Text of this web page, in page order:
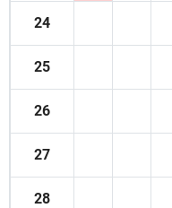
24
25
26
27
28